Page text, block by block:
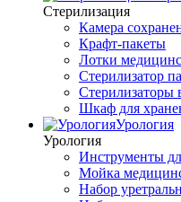
Стерилизация
Камера
Крафт-пакеты
Лотки
Стерилизатор
Стерилизаторы
Шкаф для
Урология
Урология
Инструменты
Мойка
Набор